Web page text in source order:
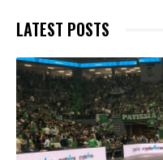
LATEST POSTS